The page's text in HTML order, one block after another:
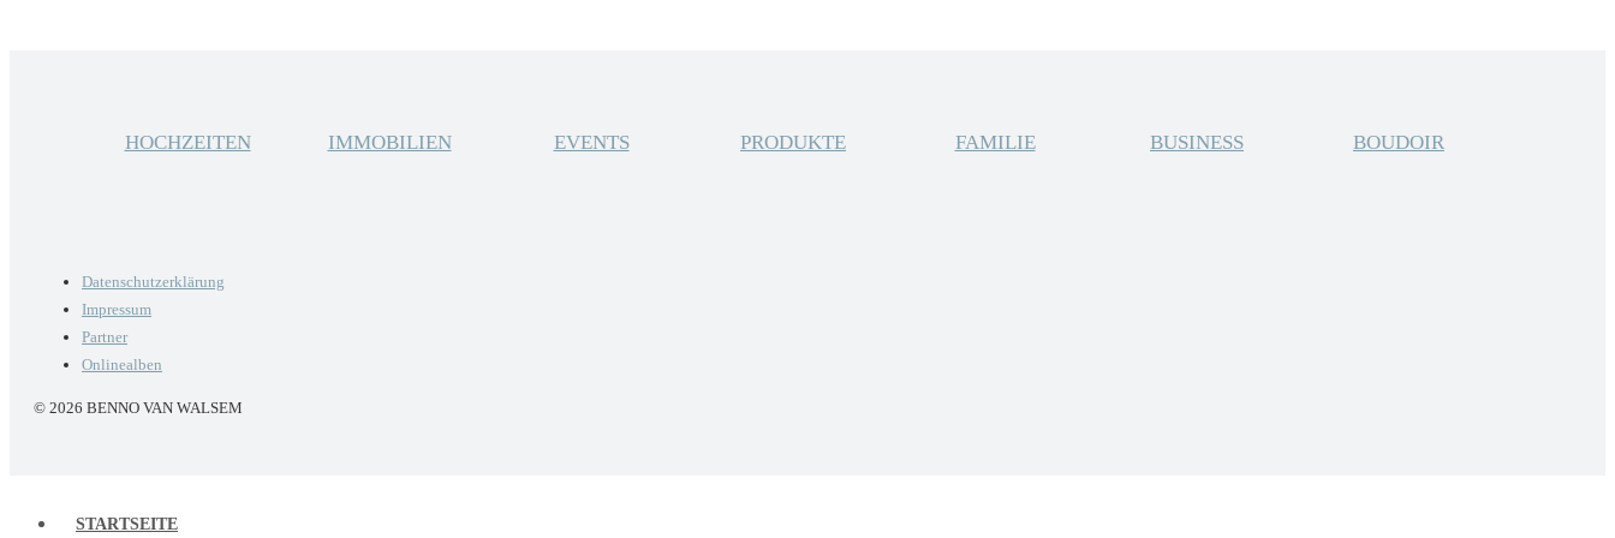
HOCHZEITEN IMMOBILIEN EVENTS PRODUKTE FAMILIE BUSINESS BOUDOIR
Datenschutzerklärung
Impressum
Partner
Onlinealben
© 2026 BENNO VAN WALSEM
STARTSEITE